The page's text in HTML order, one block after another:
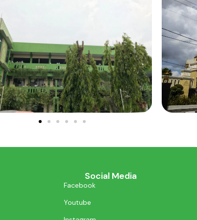
Social Media
Facebook
Youtube